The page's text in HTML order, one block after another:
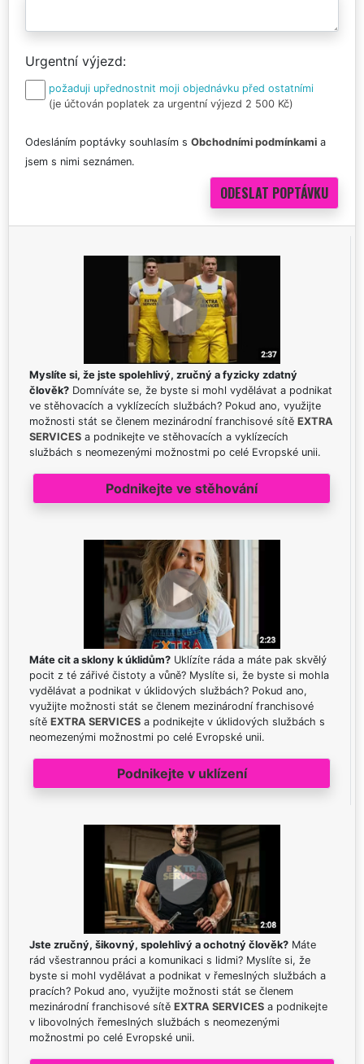
Urgentní výjezd
požaduji upřednostnit moji objednávku před ostatními
(je účtován poplatek za urgentní výjezd 2 500 Kč)
Odesláním poptávky souhlasím s Obchodními podmínkami a
jsem s nimi seznámen.
Myslíte si, že jste spolehlivý, zručný a fyzicky zdatný
člověk? Domníváte se, že byste si mohl vydělávat a podnikat
ve stěhovacích a vyklízecích službách? Pokud ano, využijte
možnosti stát se členem mezinárodní franchisové sítě EXTRA
SERVICES a podnikejte ve stěhovacích a vyklízecích
službách s neomezenými možnostmi po celé Evropské unii.
Podnikejte ve stěhování
Máte cit a sklony k úklidům? Uklízíte ráda a máte pak skvělý
pocit z té zářivé čistoty a vůně? Myslíte si, že byste si mohla
vydělávat a podnikat v úklidových službách? Pokud ano,
využijte možnosti stát se členem mezinárodní franchisové
sítě EXTRA SERVICES a podnikejte v úklidových službách s
neomezenými možnostmi po celé Evropské unii.
Podnikejte v uklízení
Jste zručný, šikovný, spolehlivý a ochotný člověk? Máte
rád všestrannou práci a komunikaci s lidmi? Myslíte si, že
byste si mohl vydělávat a podnikat v řemeslných službách a
pracích? Pokud ano, využijte možnosti stát se členem
mezinárodní franchisové sítě EXTRA SERVICES a podnikejte
v libovolných řemeslných službách s neomezenými
možnostmi po celé Evropské unii.